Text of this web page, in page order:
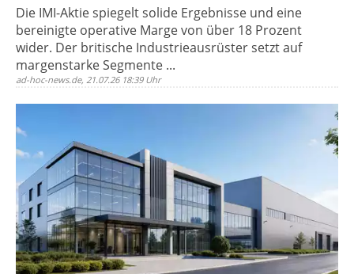
Die IMI-Aktie spiegelt solide Ergebnisse und eine
bereinigte operative Marge von über 18 Prozent
wider. Der britische Industrieausrüster setzt auf
margenstarke Segmente ...
ad-hoc-news.de, 21.07.26 18:39 Uhr